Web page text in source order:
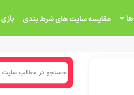
مقایسه سایت های شرط بندی